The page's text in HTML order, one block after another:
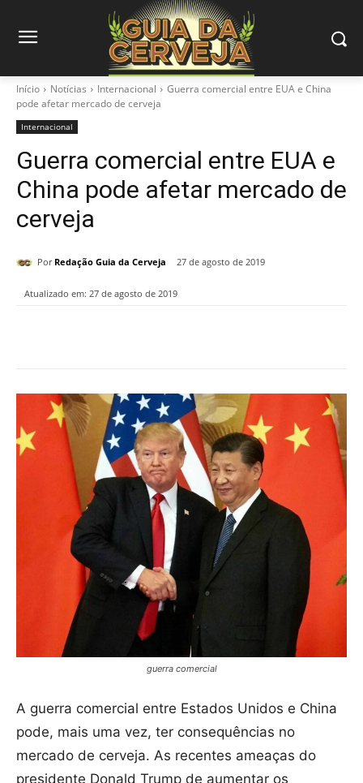
Início Notícias Internacional
Guerra comercial entre EUA e China
pode afetar mercado de cerveja
Internacional
Guerra comercial entre EUA e
China pode afetar mercado de
cerveja
Por Redação Guia da Cerveja 27 de agosto de 2019
Atualizado em: 27 de agosto de 2019
guerra comercial
A guerra comercial entre Estados Unidos e China
pode, mais uma vez, ter consequências no
mercado de cerveja. As recentes ameaças do
presidente Donald Trump de aumentar os